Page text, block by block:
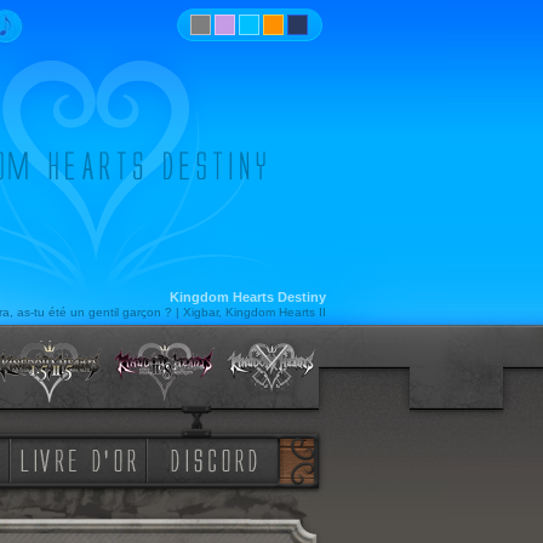
Kingdom Hearts Destiny
as-tu été un gentil garçon ? | Xigbar, Kingdom Hearts II